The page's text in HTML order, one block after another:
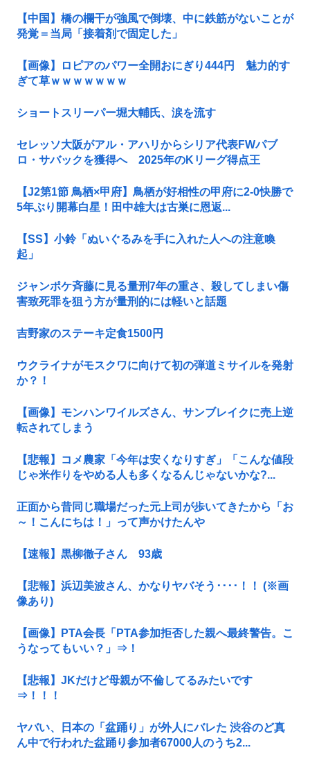
【中国】橋の欄干が強風で倒壊、中に鉄筋がないことが
発覚＝当局「接着剤で固定した」
【画像】ロピアのパワー全開おにぎり444円 魅力的す
ぎて草ｗｗｗｗｗｗｗ
ショートスリーパー堀大輔氏、涙を流す
セレッソ大阪がアル・アハリからシリア代表FWパブ
ロ・サバックを獲得へ 2025年のKリーグ得点王
【J2第1節 鳥栖×甲府】鳥栖が好相性の甲府に2-0快勝で
5年ぶり開幕白星！田中雄大は古巣に恩返...
【SS】小鈴「ぬいぐるみを手に入れた人への注意喚
起」
ジャンポケ斉藤に見る量刑7年の重さ、殺してしまい傷
害致死罪を狙う方が量刑的には軽いと話題
吉野家のステーキ定食1500円
ウクライナがモスクワに向けて初の弾道ミサイルを発射
か？！
【画像】モンハンワイルズさん、サンブレイクに売上逆
転されてしまう
【悲報】コメ農家「今年は安くなりすぎ」「こんな値段
じゃ米作りをやめる人も多くなるんじゃないかな?...
正面から昔同じ職場だった元上司が歩いてきたから「お
～！こんにちは！」って声かけたんや
【速報】黒柳徹子さん 93歳
【悲報】浜辺美波さん、かなりヤバそう････！！ (※画
像あり)
【画像】PTA会長「PTA参加拒否した親へ最終警告。こ
うなってもいい？」⇒！
【悲報】JKだけど母親が不倫してるみたいです
⇒！！！
ヤバい、日本の「盆踊り」が外人にバレた 渋谷のど真
ん中で行われた盆踊り参加者67000人のうち2...